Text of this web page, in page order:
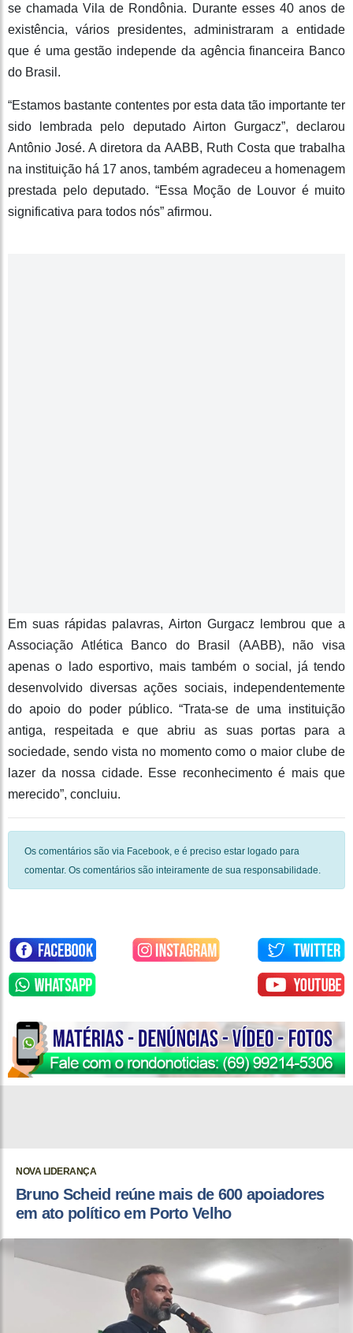
se chamada Vila de Rondônia. Durante esses 40 anos de
existência, vários presidentes, administraram a entidade
que é uma gestão independe da agência financeira Banco
do Brasil.
“Estamos bastante contentes por esta data tão importante ter
sido lembrada pelo deputado Airton Gurgacz”, declarou
Antônio José. A diretora da AABB, Ruth Costa que trabalha
na instituição há 17 anos, também agradeceu a homenagem
prestada pelo deputado. “Essa Moção de Louvor é muito
significativa para todos nós” afirmou.
Em suas rápidas palavras, Airton Gurgacz lembrou que a
Associação Atlética Banco do Brasil (AABB), não visa
apenas o lado esportivo, mais também o social, já tendo
desenvolvido diversas ações sociais, independentemente
do apoio do poder público. “Trata-se de uma instituição
antiga, respeitada e que abriu as suas portas para a
sociedade, sendo vista no momento como o maior clube de
lazer da nossa cidade. Esse reconhecimento é mais que
merecido”, concluiu.
Os comentários são via Facebook, e é preciso estar logado para
comentar. Os comentários são inteiramente de sua responsabilidade.
NOVA LIDERANÇA
Bruno Scheid reúne mais de 600 apoiadores
em ato político em Porto Velho